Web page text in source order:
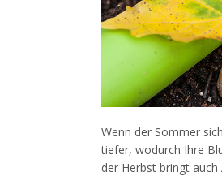
Wenn der Sommer
tiefer, wodurch Ihre
der Herbst bringt